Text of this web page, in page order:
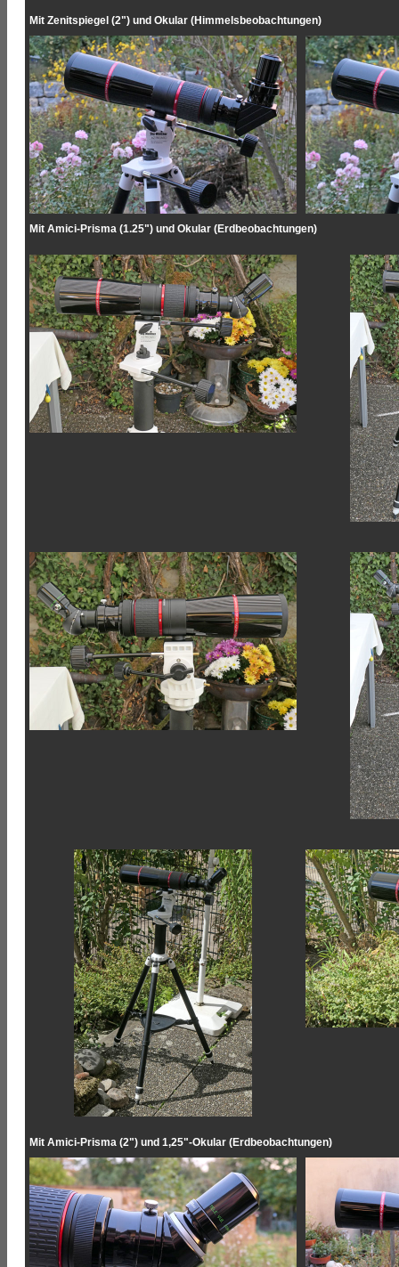
Mit Zenitspiegel (2") und Okular (Himmelsbeobachtungen)
Mit Amici-Prisma (1.25") und Okular (Erdbeobachtungen)
Mit Amici-Prisma (2") und 1,25"-Okular (Erdbeobachtungen)